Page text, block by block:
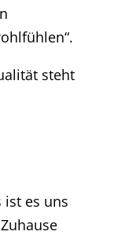
steht
ist es uns